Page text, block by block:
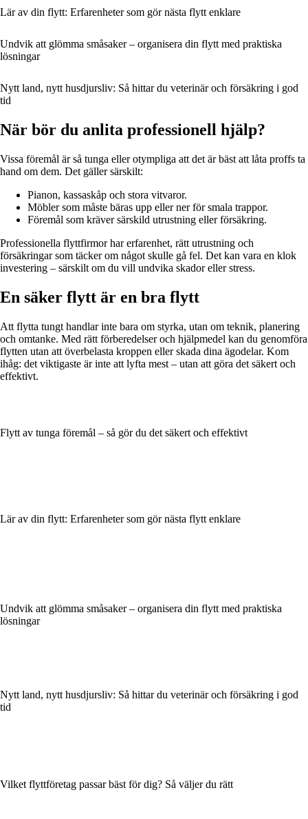
Lär av din flytt: Erfarenheter som gör nästa flytt enklare
Undvik att glömma småsaker – organisera din flytt med praktiska
lösningar
Nytt land, nytt husdjursliv: Så hittar du veterinär och försäkring i god
tid
När bör du anlita professionell hjälp?
Vissa föremål är så tunga eller otympliga att det är bäst att låta proffs ta
hand om dem. Det gäller särskilt:
Pianon, kassaskåp och stora vitvaror.
Möbler som måste bäras upp eller ner för smala trappor.
Föremål som kräver särskild utrustning eller försäkring.
Professionella flyttfirmor har erfarenhet, rätt utrustning och
försäkringar som täcker om något skulle gå fel. Det kan vara en klok
investering – särskilt om du vill undvika skador eller stress.
En säker flytt är en bra flytt
Att flytta tungt handlar inte bara om styrka, utan om teknik, planering
och omtanke. Med rätt förberedelser och hjälpmedel kan du genomföra
flytten utan att överbelasta kroppen eller skada dina ägodelar. Kom
ihåg: det viktigaste är inte att lyfta mest – utan att göra det säkert och
effektivt.
Flytt av tunga föremål – så gör du det säkert och effektivt
Lär av din flytt: Erfarenheter som gör nästa flytt enklare
Undvik att glömma småsaker – organisera din flytt med praktiska
lösningar
Nytt land, nytt husdjursliv: Så hittar du veterinär och försäkring i god
tid
Vilket flyttföretag passar bäst för dig? Så väljer du rätt